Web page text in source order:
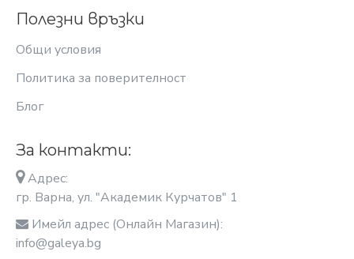
Полезни връзки
Общи условия
Политика за поверителност
Блог
За контакти:
Адрес:
гр. Варна, ул. "Академик Курчатов" 1
Имейл адрес (Онлайн Магазин):
info@galeya.bg